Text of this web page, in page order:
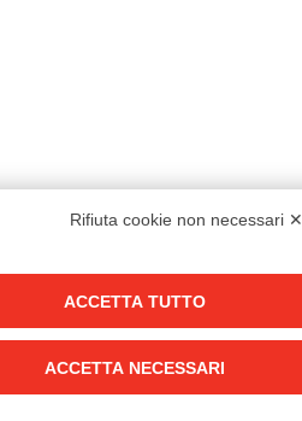
Rifiuta cookie non necessari ✕
ACCETTA TUTTO
ACCETTA NECESSARI